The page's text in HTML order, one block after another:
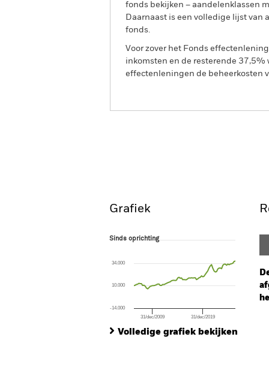
fonds bekijken – aandelenklassen
Daarnaast is een volledige lijst
fonds.
Voor zover het Fonds
inkomsten en de resterende
effectenleningen de beheerkosten
Grafiek
Sinds oprichting
The chart has 1 X axis displaying Time.
The chart has 1 Y axis displaying values.
Sinds oprichting
31/dec/2009 31/dec/2019
-14.000
10.000
34.000
Volledige grafiek bekijken